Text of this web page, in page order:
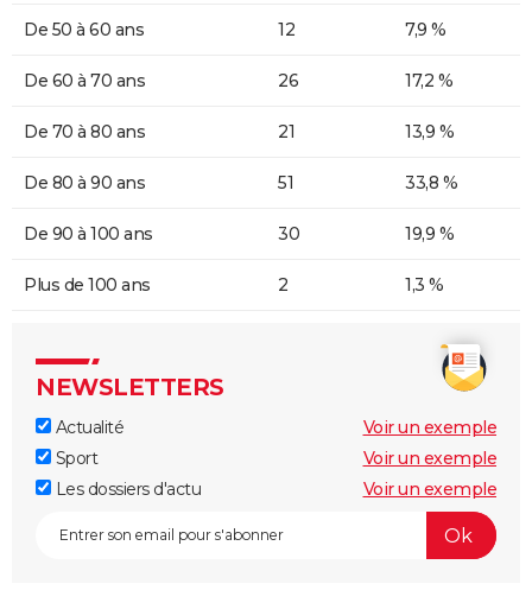
De 50 à 60 ans 12 7,9 %
De 60 à 70 ans 26 17,2 %
De 70 à 80 ans 21 13,9 %
De 80 à 90 ans 51 33,8 %
De 90 à 100 ans 30 19,9 %
Plus de 100 ans 2 1,3 %
NEWSLETTERS
Actualité
Voir un exemple
Sport
Voir un exemple
Les dossiers d'actu
Voir un exemple